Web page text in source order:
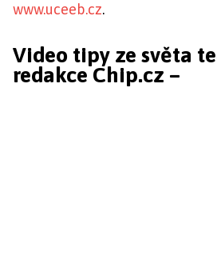
www.uceeb.cz.
Video tipy ze světa
redakce Chip.cz –